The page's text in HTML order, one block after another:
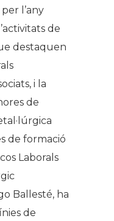
l’any
de
destaquen
i la
de
de formació
Laborals
Ballesté, ha
de